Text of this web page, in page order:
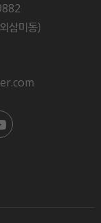
삼미동)